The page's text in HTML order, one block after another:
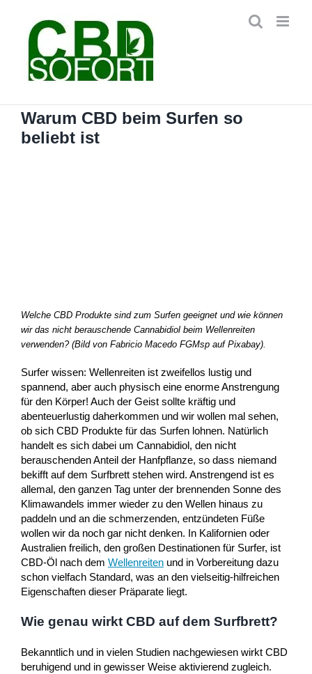
springen
Warum CBD beim Surfen so
beliebt ist
Welche CBD Produkte sind zum Surfen geeignet und wie können
wir das nicht berauschende Cannabidiol beim Wellenreiten
verwenden? (Bild von Fabricio Macedo FGMsp auf Pixabay).
Surfer wissen: Wellenreiten ist zweifellos lustig und
spannend, aber auch physisch eine enorme Anstrengung
für den Körper! Auch der Geist sollte kräftig und
abenteuerlustig daherkommen und wir wollen mal sehen,
ob sich CBD Produkte für das Surfen lohnen. Natürlich
handelt es sich dabei um Cannabidiol, den nicht
berauschenden Anteil der Hanfpflanze, so dass niemand
bekifft auf dem Surfbrett stehen wird. Anstrengend ist es
allemal, den ganzen Tag unter der brennenden Sonne des
Klimawandels immer wieder zu den Wellen hinaus zu
paddeln und an die schmerzenden, entzündeten Füße
wollen wir da noch gar nicht denken. In Kalifornien oder
Australien freilich, den großen Destinationen für Surfer, ist
CBD-Öl nach dem Wellenreiten und in Vorbereitung dazu
schon vielfach Standard, was an den vielseitig-hilfreichen
Eigenschaften dieser Präparate liegt.
Wie genau wirkt CBD auf dem Surfbrett?
Bekanntlich und in vielen Studien nachgewiesen wirkt CBD
beruhigend und in gewisser Weise aktivierend zugleich.